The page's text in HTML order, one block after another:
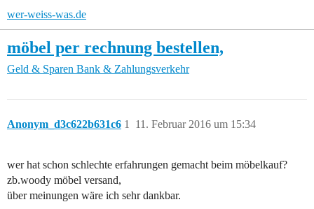
wer-weiss-was.de
möbel per rechnung bestellen,
Geld & Sparen Bank & Zahlungsverkehr
Anonym_d3c622b631c6 11. Februar 2016 um 15:34
1
wer hat schon schlechte erfahrungen gemacht beim möbelkauf?
zb.woody möbel versand,
über meinungen wäre ich sehr dankbar.